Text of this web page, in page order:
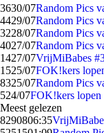
3630/07Random Pics
4429/07Random Pics
3228/07Random Pics
4027/07Random Pics
1427/07VrijMiBabes
1525/07FOK!kers
8325/07Random Pics
524/07FOK!kers lopen
Meest gelezen
8290806:35